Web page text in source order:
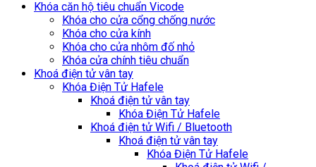
Khóa căn hộ tiêu chuẩn Vicode
Khóa cho cửa cổng chống nước
Khóa cho cửa kính
Khóa cho cửa nhôm đố nhỏ
Khóa cửa chính tiêu chuẩn
Khoá điện tử vân tay
Khóa Điện Tử Hafele
Khoá điện tử vân tay
Khóa Điện Tử Hafele
Khoá điện tử Wifi / Bluetooth
Khoá điện tử vân tay
Khóa Điện Tử Hafele